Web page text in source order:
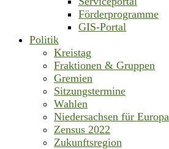
Förderprogramme
GIS-Portal
Politik
Kreistag
Fraktionen & Gruppen
Gremien
Sitzungstermine
Wahlen
Niedersachsen für Europa
Zensus 2022
Zukunftsregion